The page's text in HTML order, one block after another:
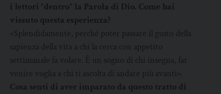
i lettori “dentro” la Parola di Dio. Come hai
vissuto questa esperienza?
«Splendidamente, perché poter passare il gusto della
sapienza della vita a chi la cerca con appetito
settimanale fa volare. È un sogno di chi insegna, far
venire voglia a chi ti ascolta di andare più avanti».
Cosa senti di aver imparato da questo tratto di